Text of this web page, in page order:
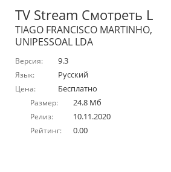
TV Stream Смотреть
TIAGO FRANCISCO MARTINHO,
UNIPESSOAL LDA
Версия: 9.3
Язык: Русский
Цена: Бесплатно
Размер: 24.8 Мб
Релиз: 10.11.2020
Рейтинг: 0.00